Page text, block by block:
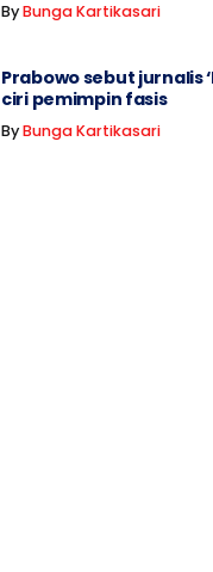
ByBunga Kartikasari
Prabowo sebut jurnalis
ciri pemimpin fasis
ByBunga Kartikasari